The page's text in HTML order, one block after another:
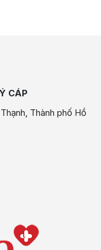
CÁP
Thạnh, Thành phố Hồ